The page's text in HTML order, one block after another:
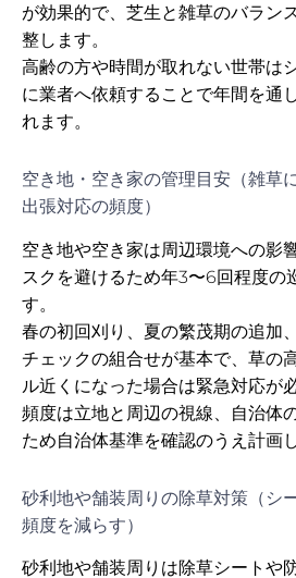
が効果的で、芝生と雑草のバラン
整します。
高齢の方や時間が取れない世帯は
に業者へ依頼することで年間を通
れます。
空き地・空き家の管理目安（雑草
出張対応の頻度）
空き地や空き家は周辺環境への影
スクを避けるため年3〜6回程度の
す。
春の初回刈り、夏の繁茂期の追加
チェックの組合せが基本で、草の
ル近くになった場合は緊急対応が
頻度は立地と周辺の視線、自治体
ため自治体基準を確認のうえ計画
砂利地や舗装周りの除草対策（シ
頻度を減らす）
砂利地や舗装周りは除草シートや